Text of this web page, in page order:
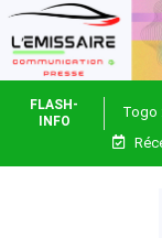
FLASH-
INFO
Togo